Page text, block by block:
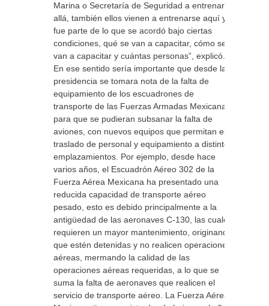
Marina o Secretaría de Seguridad a entrenarse
allá, también ellos vienen a entrenarse aquí y
fue parte de lo que se acordó bajo ciertas
condiciones, qué se van a capacitar, cómo se
van a capacitar y cuántas personas”, explicó.
En ese sentido sería importante que desde la
presidencia se tomara nota de la falta de
equipamiento de los escuadrones de
transporte de las Fuerzas Armadas Mexicanas
para que se pudieran subsanar la falta de
aviones, con nuevos equipos que permitan el
traslado de personal y equipamiento a distintos
emplazamientos. Por ejemplo, desde hace
varios años, el Escuadrón Aéreo 302 de la
Fuerza Aérea Mexicana ha presentado una
reducida capacidad de transporte aéreo
pesado, esto es debido principalmente a la
antigüedad de las aeronaves C-130, las cuales
requieren un mayor mantenimiento, originando
que estén detenidas y no realicen operaciones
aéreas, mermando la calidad de las
operaciones aéreas requeridas, a lo que se
suma la falta de aeronaves que realicen el
servicio de transporte aéreo. La Fuerza Aérea